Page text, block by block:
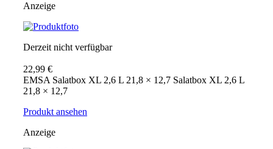
Anzeige
Derzeit nicht verfügbar
22,99 €
EMSA Salatbox XL 2,6 L 21,8 × 12,7 Salatbox XL 2,6 L
21,8 × 12,7
Produkt ansehen
Anzeige